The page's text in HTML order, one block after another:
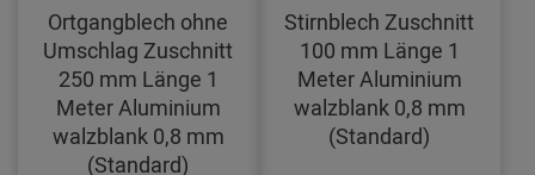
Ortgangblech ohne
Umschlag Zuschnitt
250 mm Länge 1
Meter Aluminium
walzblank 0,8 mm
(Standard)
Stirnblech Zuschnitt
100 mm Länge 1
Meter Aluminium
walzblank 0,8 mm
(Standard)